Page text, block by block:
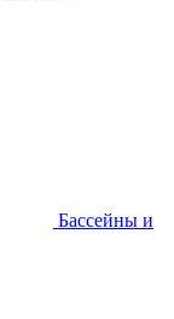
Бассейны и